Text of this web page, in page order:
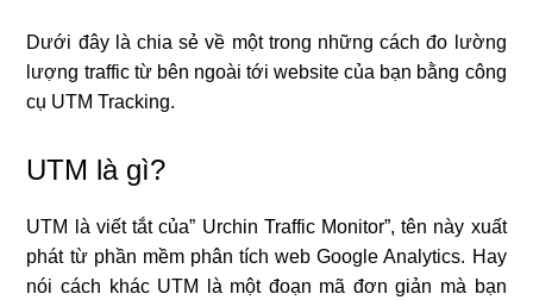
Dưới đây là chia sẻ về một trong những cách đo lường
lượng traffic từ bên ngoài tới website của bạn bằng công
cụ UTM Tracking.
UTM là gì?
UTM là viết tắt của” Urchin Traffic Monitor”, tên này xuất
phát từ phần mềm phân tích web Google Analytics. Hay
nói cách khác UTM là một đoạn mã đơn giản mà bạn